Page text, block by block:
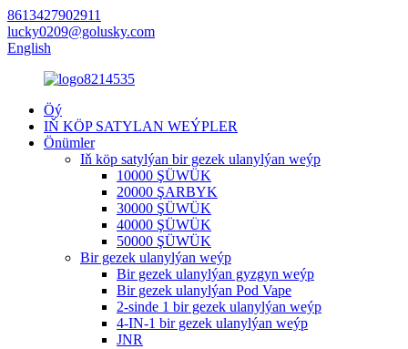
8613427902911
lucky0209@golusky.com
English
Öý
IŇ KÖP SATYLAN WEÝPLER
Önümler
Iň köp satylýan bir gezek ulanylýan weýp
10000 ŞÜWÜK
20000 ŞARBYK
30000 ŞÜWÜK
40000 ŞÜWÜK
50000 ŞÜWÜK
Bir gezek ulanylýan weýp
Bir gezek ulanylýan gyzgyn weýp
Bir gezek ulanylýan Pod Vape
2-sinde 1 bir gezek ulanylýan weýp
4-IN-1 bir gezek ulanylýan weýp
JNR